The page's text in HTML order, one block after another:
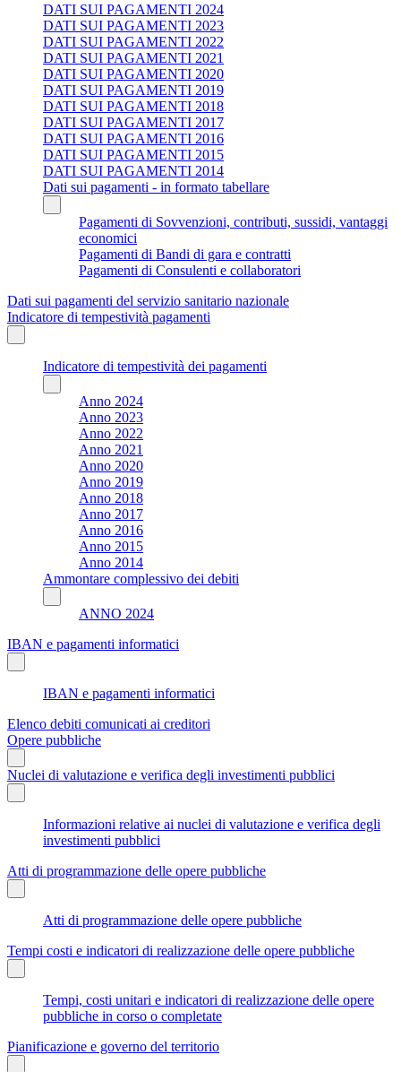
DATI SUI PAGAMENTI 2024
DATI SUI PAGAMENTI 2023
DATI SUI PAGAMENTI 2022
DATI SUI PAGAMENTI 2021
DATI SUI PAGAMENTI 2020
DATI SUI PAGAMENTI 2019
DATI SUI PAGAMENTI 2018
DATI SUI PAGAMENTI 2017
DATI SUI PAGAMENTI 2016
DATI SUI PAGAMENTI 2015
DATI SUI PAGAMENTI 2014
Dati sui pagamenti - in formato tabellare
Pagamenti di Sovvenzioni, contributi, sussidi, vantaggi
economici
Pagamenti di Bandi di gara e contratti
Pagamenti di Consulenti e collaboratori
Dati sui pagamenti del servizio sanitario nazionale
Indicatore di tempestività pagamenti
Indicatore di tempestività dei pagamenti
Anno 2024
Anno 2023
Anno 2022
Anno 2021
Anno 2020
Anno 2019
Anno 2018
Anno 2017
Anno 2016
Anno 2015
Anno 2014
Ammontare complessivo dei debiti
ANNO 2024
IBAN e pagamenti informatici
IBAN e pagamenti informatici
Elenco debiti comunicati ai creditori
Opere pubbliche
Nuclei di valutazione e verifica degli investimenti pubblici
Informazioni relative ai nuclei di valutazione e verifica degli
investimenti pubblici
Atti di programmazione delle opere pubbliche
Atti di programmazione delle opere pubbliche
Tempi costi e indicatori di realizzazione delle opere pubbliche
Tempi, costi unitari e indicatori di realizzazione delle opere
pubbliche in corso o completate
Pianificazione e governo del territorio